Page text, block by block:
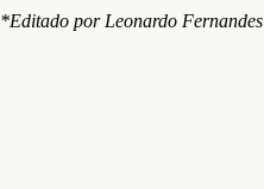
*Editado por Leonardo Fernandes